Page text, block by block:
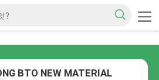
BTO NEW MATERIAL